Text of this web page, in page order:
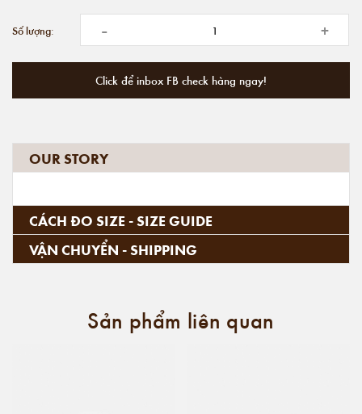
Số lượng: - +
Click để inbox FB check hàng ngay!
OUR STORY
CÁCH ĐO SIZE - SIZE GUIDE
VẬN CHUYỂN - SHIPPING
Sản phẩm liên quan